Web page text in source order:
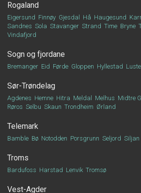
Rogaland
Eigersund Finnøy Gjesdal Hå Haugesund
Sandnes Sola Stavanger Strand Time Bryne
Vindafjord
Sogn og fjordane
Bremanger Eid Førde Gloppen Hyllestad
Sør-Trøndelag
Agdenes Hemne Hitra Meldal Melhus Midtre
Røros Selbu Skaun Trondheim Ørland
Telemark
Bamble Bø Notodden Porsgrunn Seljord Siljan
Troms
Bardufoss Harstad Lenvik Tromsø
Vest-Agder